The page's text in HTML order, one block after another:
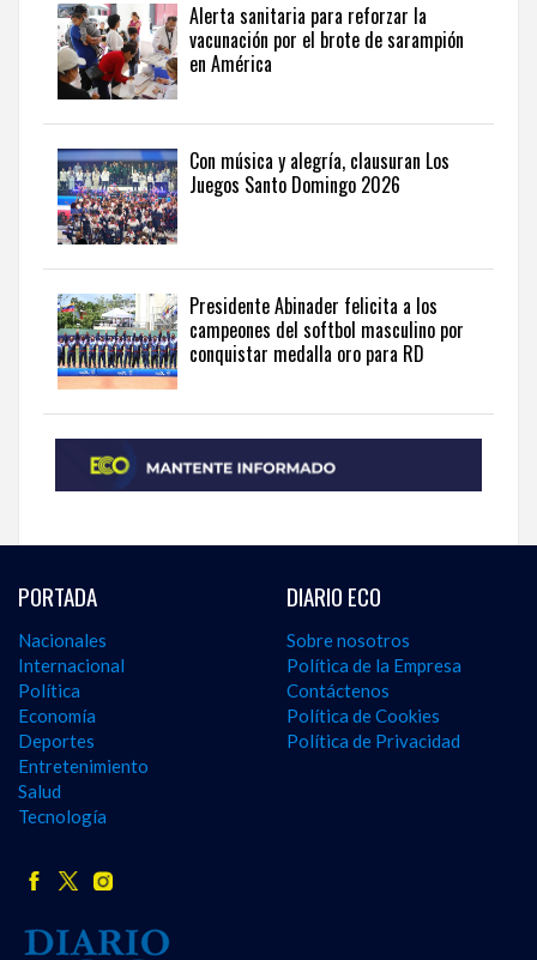
news
from
the
Dominican
English.
Alerta sanitaria para reforzar la
vacunación por el brote de sarampión
en América
Con música y alegría, clausuran Los
Juegos Santo Domingo 2026
Presidente Abinader felicita a los
campeones del softbol masculino por
conquistar medalla oro para RD
PORTADA
Nacionales
Internacional
Política
Economía
Deportes
Entretenimiento
Salud
Tecnología
DIARIO ECO
Sobre nosotros
Política de la Empresa
Contáctenos
Política de Cookies
Política de Privacidad